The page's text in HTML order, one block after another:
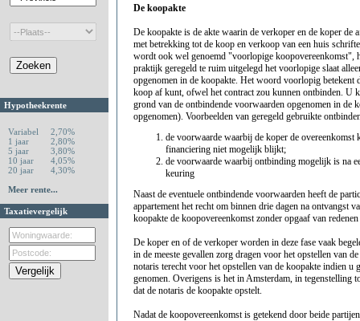
Hypotheekrente
Variabel
2,70%
1 jaar
2,80%
5 jaar
3,80%
10 jaar
4,05%
20 jaar
4,30%
Meer rente...
Taxatievergelijk
De koopakte
De koopakte is de akte waarin de verkoper en de koper de
met betrekking tot de koop en verkoop van een huis
wordt ook wel genoemd "voorlopige
praktijk geregeld te ruim uitgelegd het voorlopige slaat
opgenomen in de koopakte. Het woord voorlopig betekent
koop af kunt, ofwel het contract zou kunnen ontbinden. U
grond van de ontbindende voorwaarden opgenomen in de
opgenomen). Voorbeelden van geregeld gebruikte
de voorwaarde waarbij de koper de overeenkomst
financiering niet mogelijk blijkt;
de voorwaarde waarbij ontbinding mogelijk is na
keuring
Naast de eventuele ontbindende voorwaarden heeft de
appartement het recht om binnen drie dagen na ontvangst
koopakte de koopovereenkomst zonder opgaaf van
De koper en of de verkoper worden in deze fase vaak
in de meeste gevallen zorg dragen voor het opstellen van
notaris terecht voor het opstellen van de koopakte indien u
genomen. Overigens is het in Amsterdam, in tegenstelling
dat de notaris de koopakte opstelt.
Nadat de koopovereenkomst is getekend door beide